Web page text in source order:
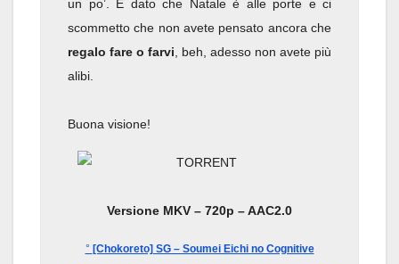
un po’. E dato che Natale è alle porte e ci
scommetto che non avete pensato ancora che
regalo fare o farvi, beh, adesso non avete più
alibi.
Buona visione!
Versione MKV – 720p – AAC2.0
° [Chokoreto] SG – Soumei Eichi no Cognitive